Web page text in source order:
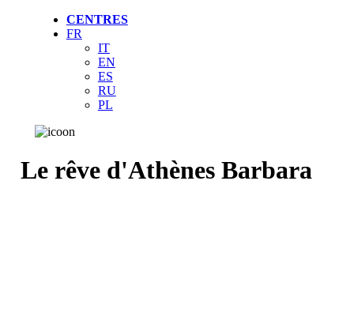
CENTRES
FR
IT
EN
ES
RU
PL
Le rêve d'Athènes Barbara